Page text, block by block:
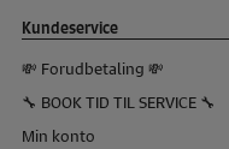
Kundeservice
💸 Forudbetaling 💸
🔧 BOOK TID TIL SERVICE 🔧
Min konto